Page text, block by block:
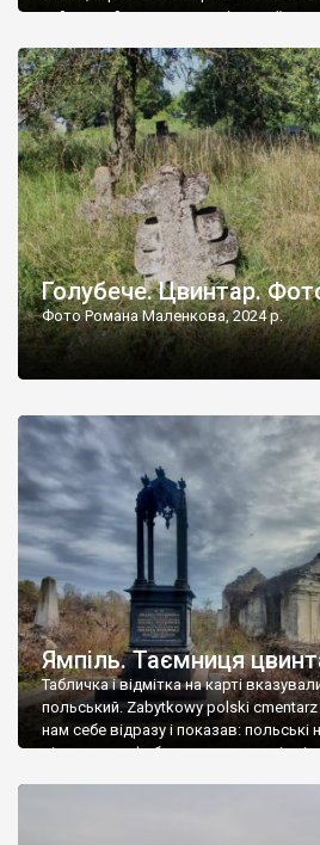
найкращий регулятор шкідливої,
бруньками, кози ті бруньки
делікатес. На цвинтарі у Голубечому
різноманітних форм хрестів. Село
Голубече. Цвинтар.
Фото Романа Маленкова, 2024 р.
Ямпіль. Таємниця
Табличка і відмітка на карті
польський. Zabytkowy polski cmentarz
нам себе відразу і показав: польські
віднести до фабричних, польські